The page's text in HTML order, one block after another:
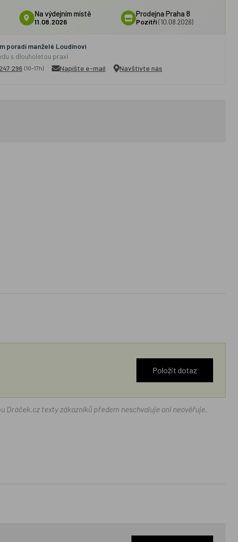
Na výdejním místě
11.08.2026
Prodejna Praha 8
Pozítří(10.08.2026)
poradí manželé Loudínovi
s dlouholetou praxí
296 (10-17h) Napište e-mail Navštivte nás
Položit dotaz
Dráček.cz texty zákazníků předem neschvaluje ani neověřuje.